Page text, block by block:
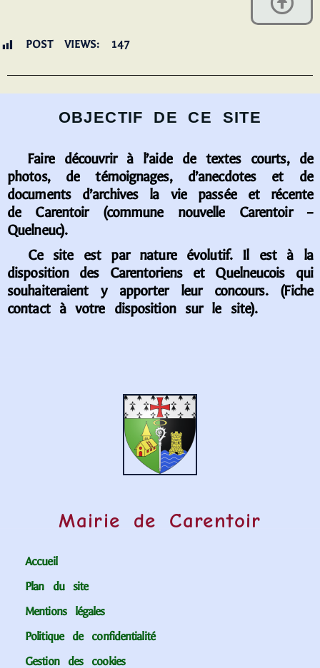
POST VIEWS: 147
OBJECTIF DE CE SITE
Faire découvrir à l’aide de textes courts, de
photos, de témoignages, d’anecdotes et de
documents d’archives la vie passée et récente
de Carentoir (commune nouvelle Carentoir –
Quelneuc).
Ce site est par nature évolutif. Il est à la
disposition des Carentoriens et Quelneucois qui
souhaiteraient y apporter leur concours. (Fiche
contact à votre disposition sur le site).
Mairie de Carentoir
Accueil
Plan du site
Mentions légales
Politique de confidentialité
Gestion des cookies